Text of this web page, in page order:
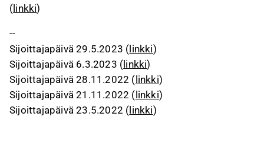
( linkki)
--
Sijoittajapäivä 29.5.2023 ( linkki)
Sijoittajapäivä 6.3.2023 ( linkki)
Sijoittajapäivä 28.11.2022 ( linkki)
Sijoittajapäivä 21.11.2022 ( linkki)
Sijoittajapäivä 23.5.2022 ( linkki)